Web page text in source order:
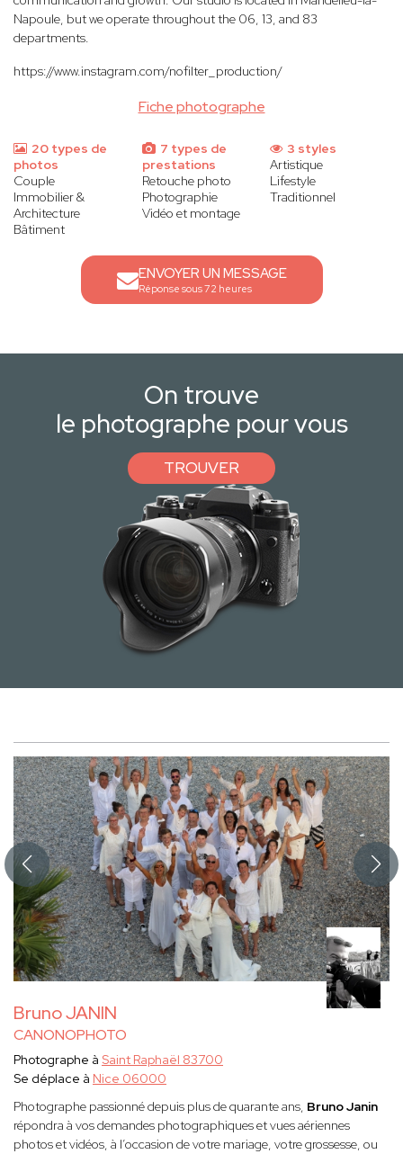
Fiche photographe
Napoule, but we operate throughout the 06, 13, and 83
departments.
https://www.instagram.com/nofilter_production/
20 types de
photos
Couple
Immobilier &
Architecture
Bâtiment
7 types de
prestations
Retouche photo
Photographie
Vidéo et montage
3 styles
Artistique
Lifestyle
Traditionnel
ENVOYER UN MESSAGE
Réponse sous 72 heures
On trouve
le photographe pour vous
TROUVER
Bruno JANIN
CANONOPHOTO
Photographe à Saint Raphaël 83700
Se déplace à Nice 06000
Photographe passionné depuis plus de quarante ans, Bruno Janin
répondra à vos demandes photographiques et vues aériennes
photos et vidéos, à l’occasion de votre mariage, votre grossesse, ou